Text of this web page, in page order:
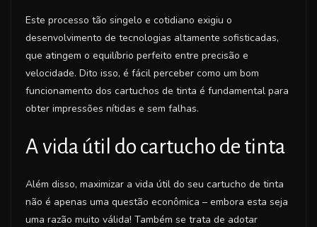
Este processo tão singelo e cotidiano exigiu o
desenvolvimento de tecnologias altamente sofisticadas,
que atingem o equilíbrio perfeito entre precisão e
velocidade. Dito isso, é fácil perceber como um bom
funcionamento dos cartuchos de tinta é fundamental para
obter impressões nítidas e sem falhas.
A vida útil do cartucho de tinta
Além disso, maximizar a vida útil do seu cartucho de tinta
não é apenas uma questão econômica – embora esta seja
uma razão muito válida! Também se trata de adotar